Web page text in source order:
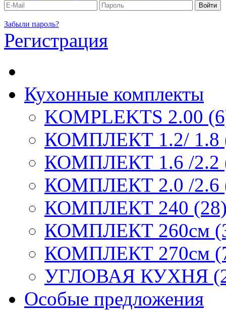
Забыли пароль?
Регистрация
Кухонные комплекты
KOMPLEKTS 2.00
КОМПЛЕКТ 1.2/ 1.8
КОМПЛЕКТ 1.6 /2.2
КОМПЛЕКТ 2.0 /2.6
КОМПЛЕКТ 240
КОМПЛЕКТ 260см
КОМПЛЕКТ 270см
УГЛОВАЯ КУХНЯ
Особые предложения